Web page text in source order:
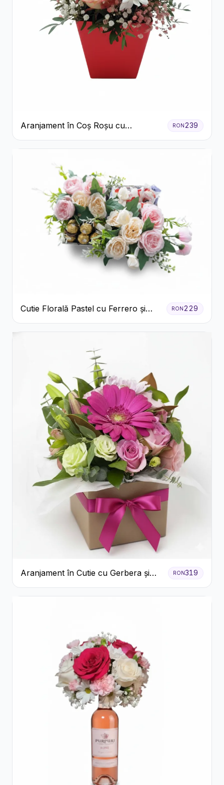
Aranjament în Coș Roșu cu
Trandafiri și Crizanteme Albe
RON239
Cutie Florală Pastel cu Ferrero și
Raffaello
RON229
Aranjament în Cutie cu Gerbera și
Trandafiri Roz
RON319